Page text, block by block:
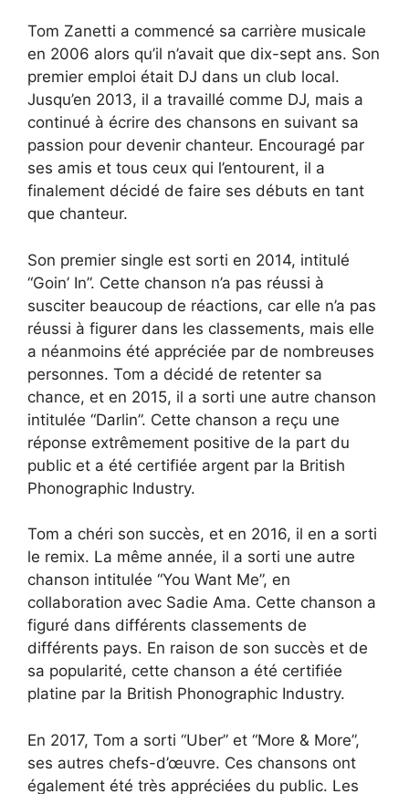
Tom Zanetti a commencé sa carrière musicale
en 2006 alors qu’il n’avait que dix-sept ans. Son
premier emploi était DJ dans un club local.
Jusqu’en 2013, il a travaillé comme DJ, mais a
continué à écrire des chansons en suivant sa
passion pour devenir chanteur. Encouragé par
ses amis et tous ceux qui l’entourent, il a
finalement décidé de faire ses débuts en tant
que chanteur.
Son premier single est sorti en 2014, intitulé
“Goin’ In”. Cette chanson n’a pas réussi à
susciter beaucoup de réactions, car elle n’a pas
réussi à figurer dans les classements, mais elle
a néanmoins été appréciée par de nombreuses
personnes. Tom a décidé de retenter sa
chance, et en 2015, il a sorti une autre chanson
intitulée “Darlin”. Cette chanson a reçu une
réponse extrêmement positive de la part du
public et a été certifiée argent par la British
Phonographic Industry.
Tom a chéri son succès, et en 2016, il en a sorti
le remix. La même année, il a sorti une autre
chanson intitulée “You Want Me”, en
collaboration avec Sadie Ama. Cette chanson a
figuré dans différents classements de
différents pays. En raison de son succès et de
sa popularité, cette chanson a été certifiée
platine par la British Phonographic Industry.
En 2017, Tom a sorti “Uber” et “More & More”,
ses autres chefs-d’œuvre. Ces chansons ont
également été très appréciées du public. Les